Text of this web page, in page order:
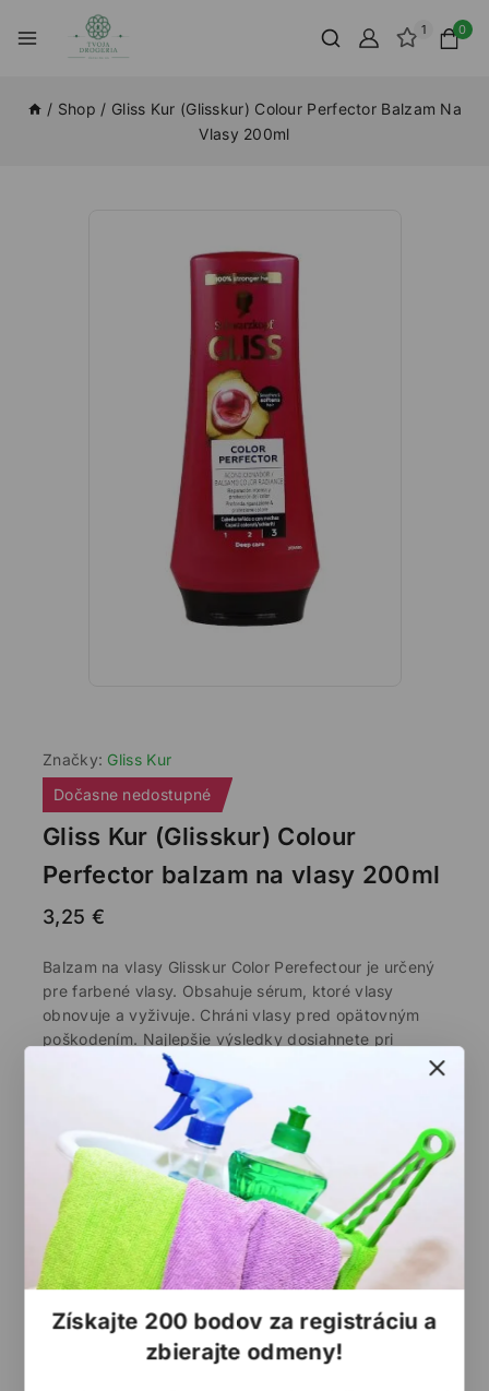
1 0
/ Shop / Gliss Kur (Glisskur) Colour Perfector Balzam Na
Vlasy 200ml
Značky: Gliss Kur
Dočasne nedostupné
Gliss Kur (Glisskur) Colour
Perfector balzam na vlasy 200ml
3,25 €
Balzam na vlasy Glisskur Color Perefectour je určený
pre farbené vlasy. Obsahuje sérum, ktoré vlasy
obnovuje a vyživuje. Chráni vlasy pred opätovným
poškodením. Najlepšie výsledky dosiahnete pri
pravidelnom používaní. Balzam jemne vmasírujte do
mokrých vlasov, nechajte chvíľu pôsobiť a opláchnite.
Zabráňte kontaktu s očami. V prípade zasiahnutia, oči
poriadne vypláchnite dostatočným množstvom vody.
Objem balenia 200ml.
Nie je na sklade
Wishlist
Toto si práve prezerá
Získajte 200 bodov za registráciu a
zbierajte odmeny!